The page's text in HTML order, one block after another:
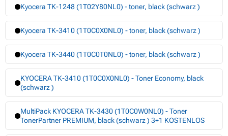
Kyocera TK-1248 (1T02Y80NL0) - toner, black (schwarz )
Kyocera TK-3410 (1T0C0X0NL0) - toner, black (schwarz )
Kyocera TK-3440 (1T0C0T0NL0) - toner, black (schwarz )
KYOCERA TK-3410 (1T0C0X0NL0) - Toner Economy, black
(schwarz )
MultiPack KYOCERA TK-3430 (1T0C0W0NL0) - Toner
TonerPartner PREMIUM, black (schwarz ) 3+1 KOSTENLOS